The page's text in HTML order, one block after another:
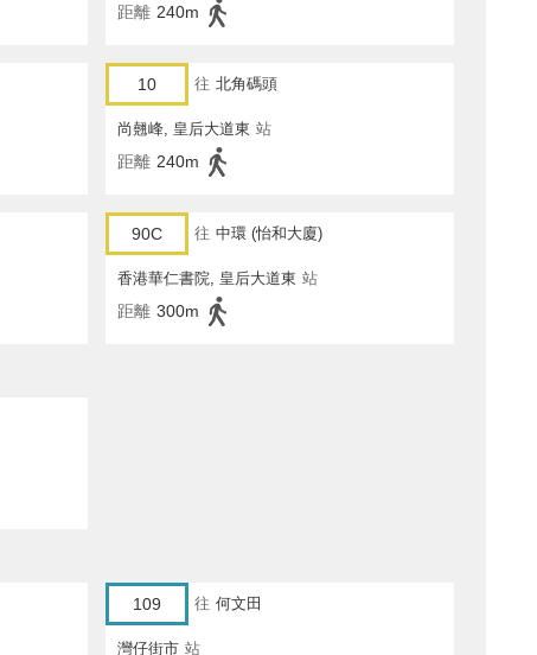
距離 240m
10 往 北角碼頭
尚翹峰, 皇后大道東 站
距離 240m
90C 往 中環 (怡和大廈)
香港華仁書院, 皇后大道東 站
距離 300m
109 往 何文田
灣仔街市 站